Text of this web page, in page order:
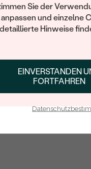
Sie der
und einzelne
Hinweise
EINVERSTANDEN
FORTFAHREN
Ihren ersten
ANMELDEN &
E-Mail-Adresse je bei uns in